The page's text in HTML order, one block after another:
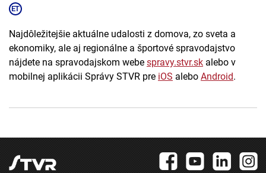
Najdôležitejšie aktuálne udalosti z domova, zo sveta a
ekonomiky, ale aj regionálne a športové spravodajstvo
nájdete na spravodajskom webe spravy.stvr.sk alebo v
mobilnej aplikácii Správy STVR pre iOS alebo Android.